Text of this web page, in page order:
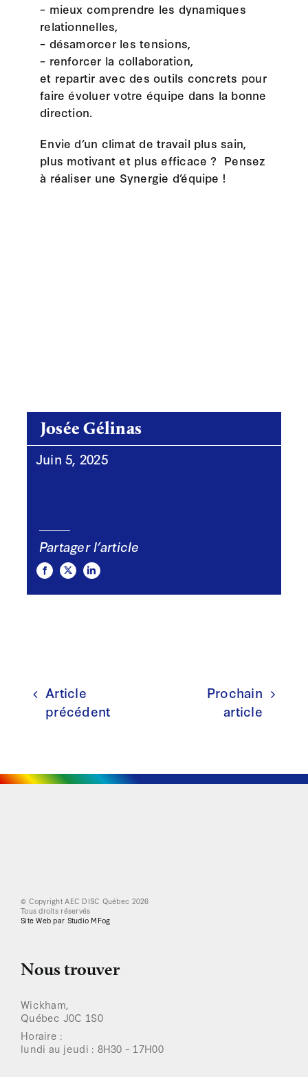
– mieux comprendre les dynamiques
relationnelles,
– désamorcer les tensions,
– renforcer la collaboration,
et repartir avec des outils concrets pour
faire évoluer votre équipe dans la bonne
direction.
Envie d’un climat de travail plus sain,
plus motivant et plus efficace ? Pensez
à réaliser une Synergie d’équipe !
Josée Gélinas
Juin 5, 2025
Partager l’article
© Copyright AEC DISC Québec 2026
Tous droits réservés
Site Web par Studio MFog
Nous trouver
Wickham,
Québec J0C 1S0
Horaire :
lundi au jeudi : 8H30 – 17H00